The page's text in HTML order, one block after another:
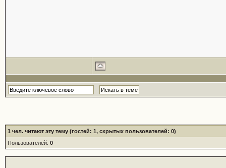
1 чел. читают эту тему (гостей: 1, скрытых пользователей: 0)
Пользователей: 0